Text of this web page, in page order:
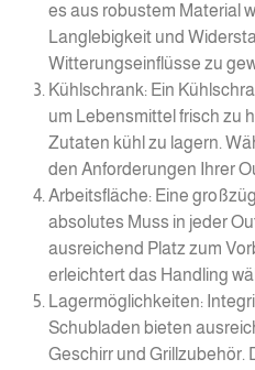
es aus robustem Material
Langlebigkeit und
Witterungseinflüsse zu
Kühlschrank: Ein
um Lebensmittel frisch zu
Zutaten kühl zu lagern.
den Anforderungen Ihrer
Arbeitsfläche: Eine
absolutes Muss in jeder
ausreichend Platz zum
erleichtert das Handling
Lagermöglichkeiten:
Schubladen bieten
Geschirr und Grillzubehör.